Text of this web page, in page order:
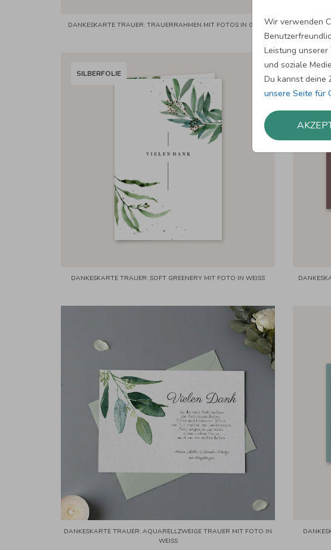
Wir verwenden
Leistung
und soziale
Du kannst deine
unsere Seite für
DANKESKARTE TRAUER: TRAUERRAHMEN MIT FOTOS IN GRAU
SILBERFOLIE
DANKESKARTE TRAUER: SOFT GREENERY MIT FOTO IN WEISS
DANKESKARTE TRAUER: AQUARELLZWEIGE TRAUER MIT FOTO IN
WEISS